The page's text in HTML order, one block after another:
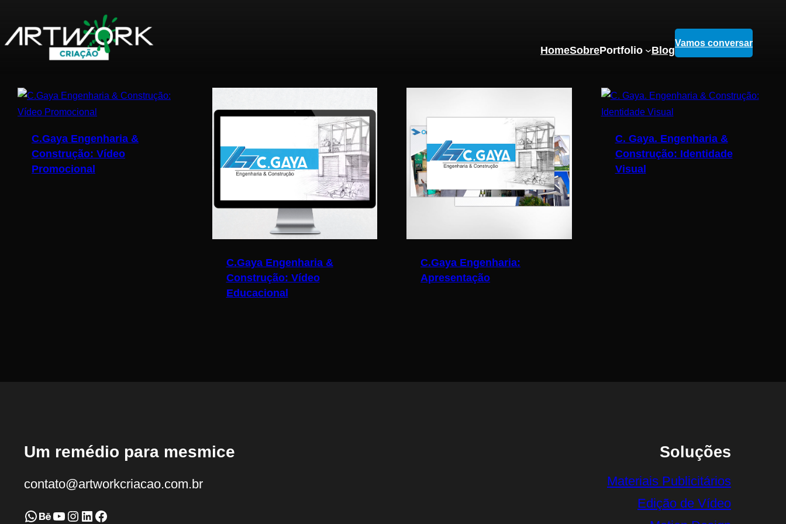
Pular
para
conteúdo
HomeSobrePortfolio Blog
Vamos conversar
C.Gaya Engenharia &
Construção: Vídeo
Promocional
C.Gaya Engenharia &
Construção: Vídeo
Educacional
C.Gaya Engenharia:
Apresentação
C. Gaya. Engenharia &
Construção: Identidade
Visual
Um remédio para mesmice
contato@artworkcriacao.com.br
WhatsApp Behance Youtube Instagram LinkedIn Facebook
Soluções
Materiais Publicitários
Edição de Vídeo